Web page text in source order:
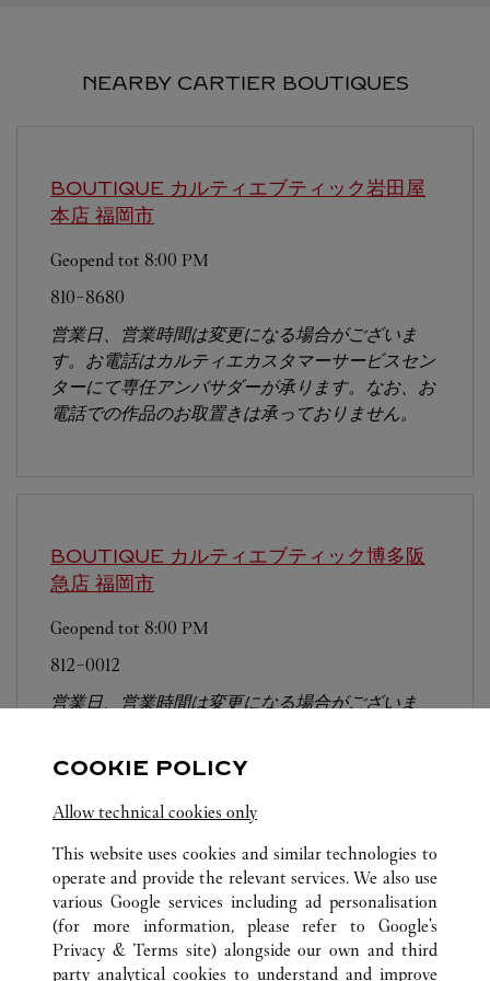
NEARBY CARTIER BOUTIQUES
BOUTIQUE カルティエブティック岩田屋
本店 福岡市
Geopend tot 8:00 PM
810-8680
営業日、営業時間は変更になる場合がございま
す。お電話はカルティエカスタマーサービスセン
ターにて専任アンバサダーが承ります。なお、お
電話での作品のお取置きは承っておりません。
BOUTIQUE カルティエブティック博多阪
急店 福岡市
Geopend tot 8:00 PM
812-0012
営業日、営業時間は変更になる場合がございま
電話での作品のお取置きは承っておりません。
ALL CARTIER LOCATIONS JAPAN 福岡県
福岡市
中央区天神1-4-1
COOKIE POLICY
Allow technical cookies only
This website uses cookies and similar technologies to
operate and provide the relevant services. We also use
various Google services including ad personalisation
(for more information, please refer to Google's
Privacy & Terms site) alongside our own and third
party analytical cookies to understand and improve